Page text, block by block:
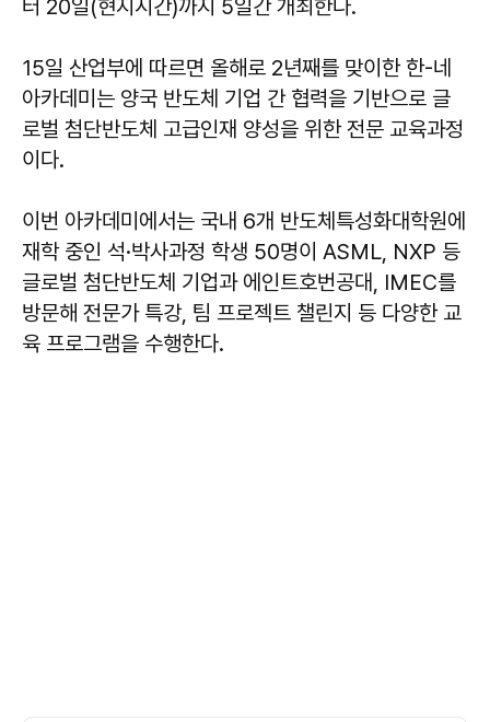
터 20일(현지시간)까지 5일간 개최한다.
15일 산업부에 따르면 올해로 2년째를 맞이한 한-네
아카데미는 양국 반도체 기업 간 협력을 기반으로 글
로벌 첨단반도체 고급인재 양성을 위한 전문 교육과정
이다.
이번 아카데미에서는 국내 6개 반도체특성화대학원에
재학 중인 석·박사과정 학생 50명이 ASML, NXP 등
글로벌 첨단반도체 기업과 에인트호번공대, IMEC를
방문해 전문가 특강, 팀 프로젝트 챌린지 등 다양한 교
육 프로그램을 수행한다.